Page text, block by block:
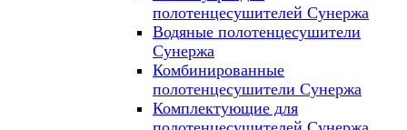
полотенцесушителей Сунержа
Водяные полотенцесушители
Сунержа
Комбинированные
полотенцесушители Сунержа
Комплектующие для